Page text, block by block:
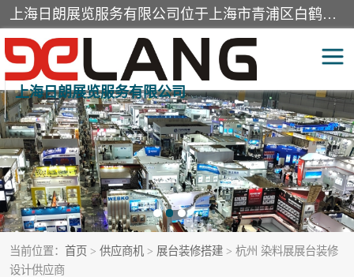
上海日朗展览服务有限公司位于上海市青浦区白鹤镇，营业范围有展览展示会务服务，室内装饰设计及施工，展示道具设计制作，舞台设计，图文设计，灯箱制作，园林绿化工程，广告装潢材料，建筑材料，办公用品，工艺礼品日用百货销售。
上海日朗展览服务有限公司
当前位置： 首页 > 供应商机 > 展台装修搭建 > 杭州 染料展展台装修
设计供应商
展台装修搭建 活动会议执行
展厅装修 专柜制作
展会装修设计 展会搭建
活动策划 展会服务